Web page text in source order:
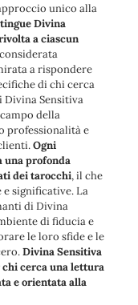
unico alla
Divina
a ciascun
a rispondere
di chi cerca
Sensitiva
della
professionalità e
Ogni
una profonda
dei tarocchi, il che
significative. La
di Divina
di fiducia e
le loro sfide e le
Divina Sensitiva
cerca una lettura
e orientata alla